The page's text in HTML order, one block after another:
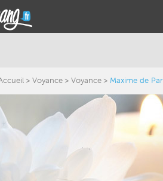
Voyance Voyance Maxime de